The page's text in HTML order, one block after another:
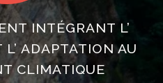
INTÉGRANT L’
ADAPTATION AU
CLIMATIQUE